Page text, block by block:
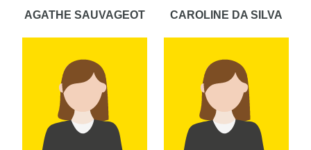
AGATHE SAUVAGEOT CAROLINE DA SILVA